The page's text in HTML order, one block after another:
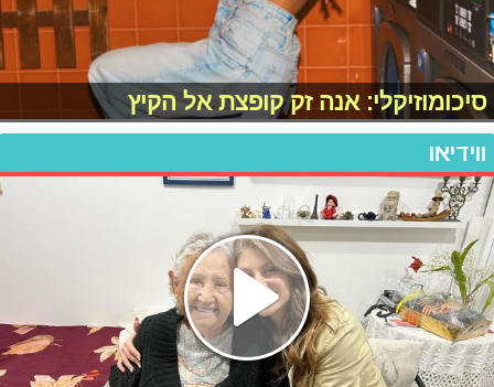
סיכומוזיקלי: אנה זק קופצת אל הקיץ
ווידיאו